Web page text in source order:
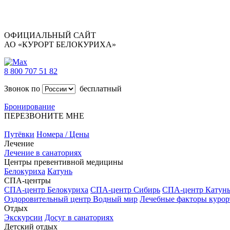
ОФИЦИАЛЬНЫЙ САЙТ
АО «КУРОРТ БЕЛОКУРИХА»
8 800 707 51 82
Звонок по
бесплатный
Бронирование
ПЕРЕЗВОНИТЕ МНЕ
Путёвки Номера / Цены
Лечение
Лечение в санаториях
Центры превентивной медицины
Белокуриха Катунь
СПА-центры
СПА-центр Белокуриха СПА-центр Сибирь СПА-центр Катунь
Оздоровительный центр Водный мир Лечебные факторы
Отдых
Экскурсии Досуг в санаториях
Детский отдых